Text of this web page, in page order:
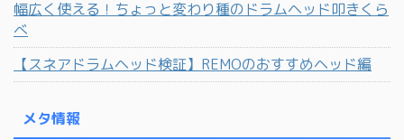
幅広く使える！ちょっと変わり種のドラムヘッド叩きくら
べ
【スネアドラムヘッド検証】REMOのおすすめヘッド編
メタ情報